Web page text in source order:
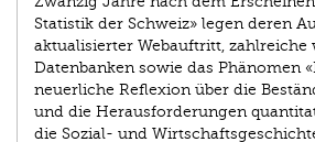
Statistik der Schweiz» legen deren
aktualisierter Webauftritt, zahlreiche
Datenbanken sowie das Phänomen
neuerliche Reflexion über die
und die Herausforderungen
die Sozial- und